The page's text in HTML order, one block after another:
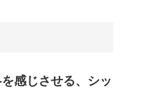
感じさせる、シッ